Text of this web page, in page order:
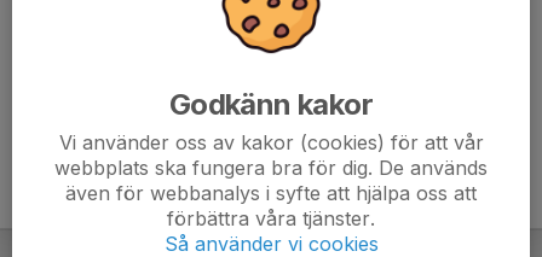
Godkänn kakor
Vi använder oss av kakor (cookies) för att vår
webbplats ska fungera bra för dig. De används
även för webbanalys i syfte att hjälpa oss att
förbättra våra tjänster.
Så använder vi cookies